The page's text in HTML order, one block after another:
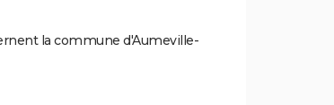
la commune d'Aumeville-